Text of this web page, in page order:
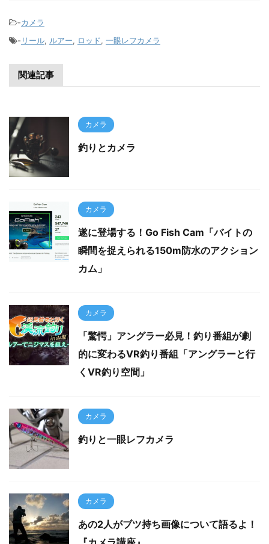
-カメラ
- リール, ルアー, ロッド, 一眼レフカメラ
関連記事
カメラ
釣りとカメラ
カメラ
遂に登場する！Go Fish Cam「バイトの
瞬間を捉えられる150m防水のアクション
カム」
カメラ
「驚愕」アングラー必見！釣り番組が劇
的に変わるVR釣り番組「アングラーと行
くVR釣り空間」
カメラ
釣りと一眼レフカメラ
カメラ
あの2人がブツ持ち画像について語るよ！